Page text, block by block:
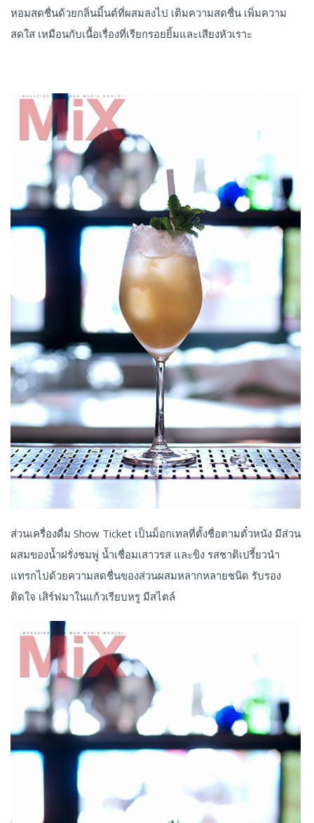
หอมสดชื่นด้วยกลิ่นมิ้นต์ที่ผสมลงไป เติมความสดชื่น เพิ่มความ
สดใส เหมือนกับเนื้อเรื่องที่เรียกรอยยิ้มและเสียงหัวเราะ
ส่วนเครื่องดื่ม Show Ticket เป็นม็อกเทลที่ตั้งชื่อตามตั๋วหนัง มีส่วน
ผสมของน้ำฝรั่งชมพู่ น้ำเชื่อมเสาวรส และขิง รสชาติเปรี้ยวนำ
แทรกไปด้วยความสดชื่นของส่วนผสมหลากหลายชนิด รับรอง
ติดใจ เสิร์ฟมาในแก้วเรียบหรู มีสไตล์